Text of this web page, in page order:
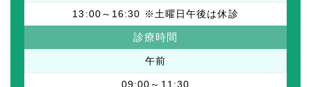
13:00～16:30 ※土曜日午後は休診
診療時間
午前
09:00～11:30